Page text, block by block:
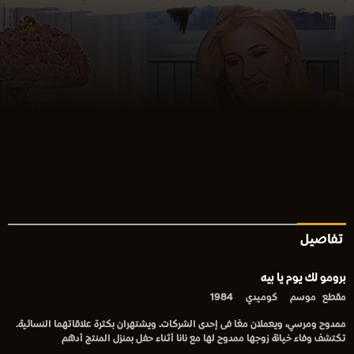
تفاصيل
برومو لك يوم يا بيه
مقطع موسم كوميدي 1984
ممدوح ومرسي، ويعملان معًا فى إحدى الشركات. ويشتهران بكثرة علاقاتهما النسائية.
تكتشف وفاء خيانة زوجها ممدوح لها مع نانا أثناء حفل بمنزل المنتج أدهم